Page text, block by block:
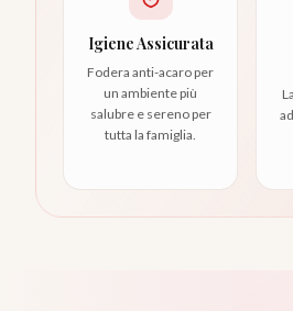
Igiene Assicurata
Fodera anti-acaro per
un ambiente più
salubre e sereno per
tutta la famiglia.